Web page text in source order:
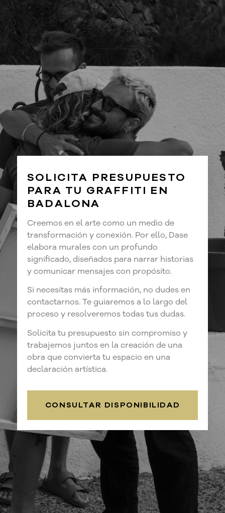
SOLICITA PRESUPUESTO
PARA TU GRAFFITI EN
BADALONA
Creemos en el arte como un medio de
transformación y conexión. Por ello, Dase
elabora murales con un profundo
significado, diseñados para narrar historias
y comunicar mensajes con propósito.
Si necesitas más información, no dudes en
contactarnos. Te guiaremos a lo largo del
proceso y resolveremos todas tus dudas.
Solicita tu presupuesto sin compromiso y
trabajemos juntos en la creación de una
obra que convierta tu espacio en una
declaración artística.
CONSULTAR DISPONIBILIDAD